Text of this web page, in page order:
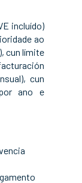
incluído)
ao
cun límite
cun
ano e